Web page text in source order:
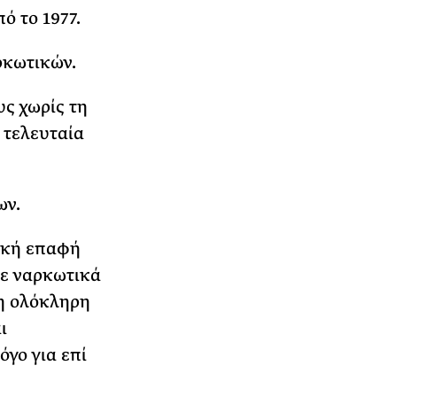
το 1977.
χωρίς τη
επαφή
ναρκωτικά
ολόκληρη
για επί